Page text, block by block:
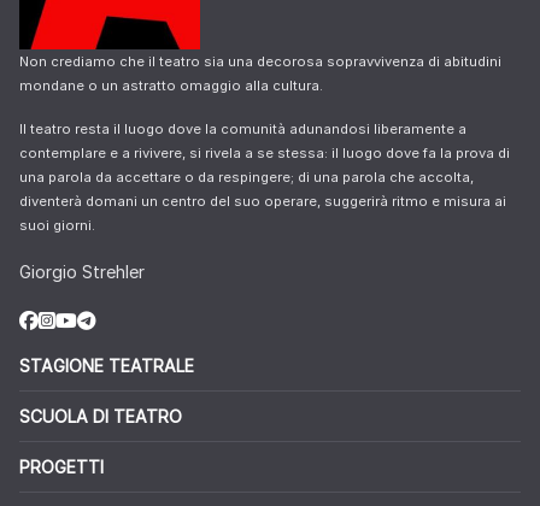
Non crediamo che il teatro sia una decorosa sopravvivenza di abitudini
mondane o un astratto omaggio alla cultura.
Il teatro resta il luogo dove la comunità adunandosi liberamente a
contemplare e a rivivere, si rivela a se stessa: il luogo dove fa la prova di
una parola da accettare o da respingere; di una parola che accolta,
diventerà domani un centro del suo operare, suggerirà ritmo e misura ai
suoi giorni.
Giorgio Strehler
STAGIONE TEATRALE
SCUOLA DI TEATRO
PROGETTI